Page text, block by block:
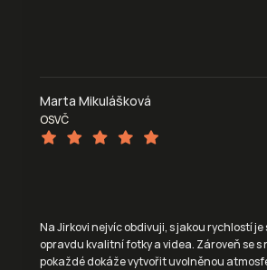
Marta Mikulášková
OSVČ
Na Jirkovi nejvíc obdivuji, s jakou rychlostí
opravdu kvalitní fotky a videa. Zároveň se s
pokaždé dokáže vytvořit uvolněnou